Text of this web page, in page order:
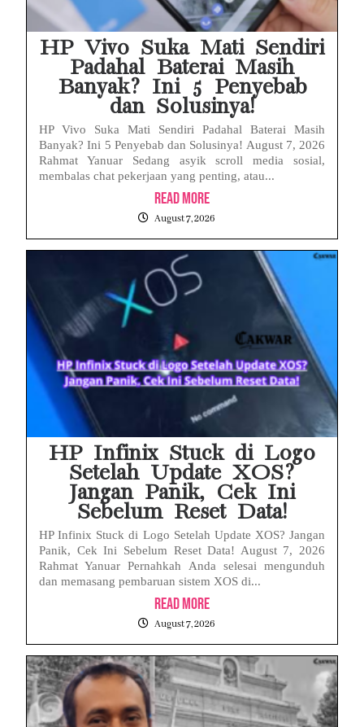
HP Vivo Suka Mati Sendiri
Padahal Baterai Masih
Banyak? Ini 5 Penyebab
dan Solusinya!
HP Vivo Suka Mati Sendiri Padahal Baterai Masih
Banyak? Ini 5 Penyebab dan Solusinya! August 7, 2026
Rahmat Yanuar Sedang asyik scroll media sosial,
membalas chat pekerjaan yang penting, atau...
Read More
August 7, 2026
HP Infinix Stuck di Logo
Setelah Update XOS?
Jangan Panik, Cek Ini
Sebelum Reset Data!
HP Infinix Stuck di Logo Setelah Update XOS? Jangan
Panik, Cek Ini Sebelum Reset Data! August 7, 2026
Rahmat Yanuar Pernahkah Anda selesai mengunduh
dan memasang pembaruan sistem XOS di...
Read More
August 7, 2026